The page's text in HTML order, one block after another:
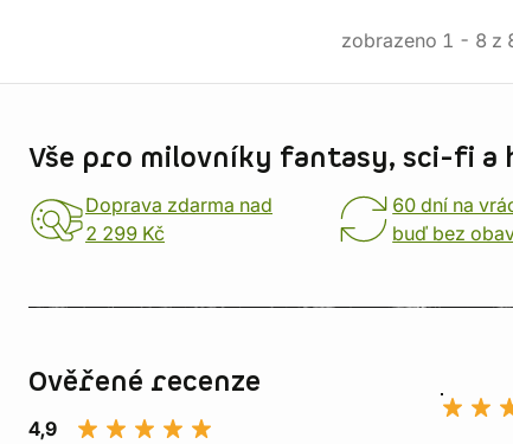
zobrazeno 1 - 8 z
Vše pro milovníky fantasy, sci-fi a
Doprava zdarma nad
2 299 Kč
60 dní na
buď bez
Ověřené recenze
4,9